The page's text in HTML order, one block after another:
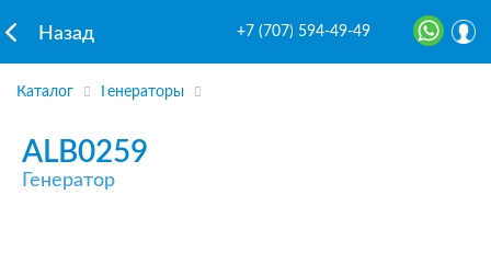
Назад +7 (707) 594-49-49
Каталог Генераторы
ALB0259
Генератор